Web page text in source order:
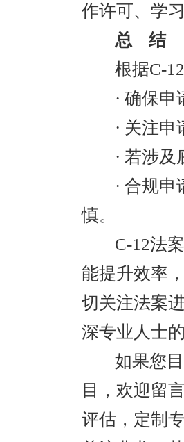
作许可、学
总 结
根据C-
· 确保
· 关注
· 若涉
· 合规
慎。
C-12法
能提升效率
切关注法案
深专业人士的
如果您
目，欢迎留
评估，定制